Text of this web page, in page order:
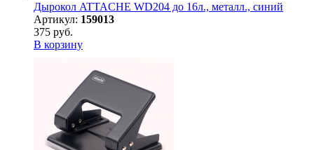
Дырокол ATTACHE WD204 до 16л., металл., синий
Артикул: 159013
375 руб.
В корзину